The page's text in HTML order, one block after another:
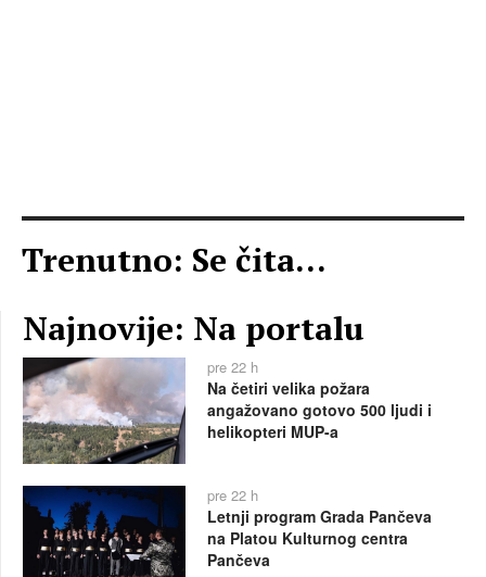
Trenutno: Se čita...
Najnovije: Na portalu
pre 22 h
Na četiri velika požara
angažovano gotovo 500 ljudi i
helikopteri MUP-a
pre 22 h
Letnji program Grada Pančeva
na Platou Kulturnog centra
Pančeva